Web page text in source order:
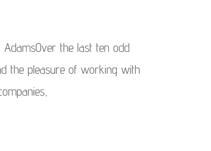
AdamsOver the last ten odd
the pleasure of working with